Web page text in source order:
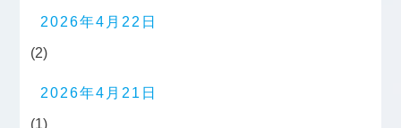
2026年4月22日
(2)
2026年4月21日
(1)